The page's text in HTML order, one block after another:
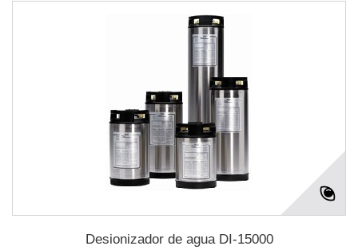
Desionizador de agua DI-15000